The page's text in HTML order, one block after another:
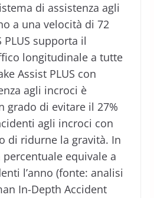
di assistenza agli
a una velocità di 72
supporta il
longitudinale a tutte
Assist PLUS con
agli incroci è
grado di evitare il 27%
agli incroci con
di ridurne la gravità. In
equivale a
l’anno (fonte: analisi
In-Depth Accident